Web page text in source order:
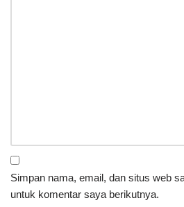
Simpan nama, email, dan situs web
untuk komentar saya berikutnya.